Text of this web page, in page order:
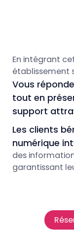
En intégrant
établissement
Vous
tout en
support
Les clients
numérique
des
garantissant